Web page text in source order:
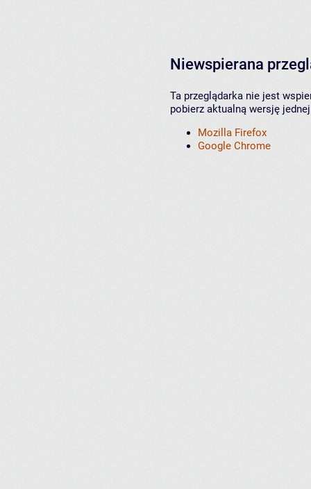
Niewspierana
Ta przeglądarka nie jest
pobierz aktualną wersję
Mozilla Firefox
Google Chrome